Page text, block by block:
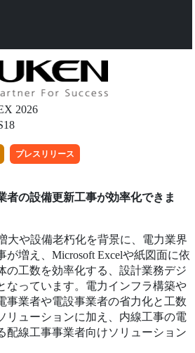
2026
プレスリリース
者の設備更新工事が効率化できま
大や設備老朽化を背景に、電力業界
が増え、Microsoft Excelや紙図面に依
の工数を効率化する、設計業務デジ
なっています。電力インフラ構築や
事業者や電設事業者の省力化と工数
リューションに加え、内線工事の電
配線工事事業者向けソリューション